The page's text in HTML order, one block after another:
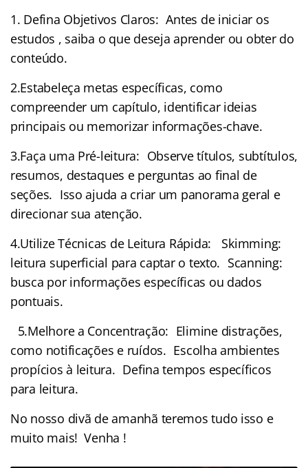
1. Defina Objetivos Claros: Antes de iniciar os
estudos , saiba o que deseja aprender ou obter do
conteúdo.
2.Estabeleça metas específicas, como
compreender um capítulo, identificar ideias
principais ou memorizar informações-chave.
3.Faça uma Pré-leitura: Observe títulos, subtítulos,
resumos, destaques e perguntas ao final de
seções. Isso ajuda a criar um panorama geral e
direcionar sua atenção.
4.Utilize Técnicas de Leitura Rápida: Skimming:
leitura superficial para captar o texto. Scanning:
busca por informações específicas ou dados
pontuais.
5.Melhore a Concentração: Elimine distrações,
como notificações e ruídos. Escolha ambientes
propícios à leitura. Defina tempos específicos
para leitura.
No nosso divã de amanhã teremos tudo isso e
muito mais! Venha !